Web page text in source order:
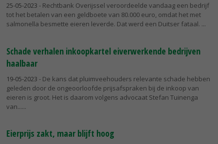
25-05-2023 - Rechtbank Overijssel veroordeelde vandaag een bedrijf
tot het betalen van een geldboete van 80.000 euro, omdat het met
salmonella besmette eieren leverde. Dat werd een Duitser fataal.
Schade verhalen inkoopkartel eiverwerkende bedrijven
haalbaar
19-05-2023 - De kans dat pluimveehouders relevante schade hebben
geleden door de ongeoorloofde prijsafspraken bij de inkoop van
eieren is groot. Het is daarom volgens advocaat Stefan Tuinenga
van...
Eierprijs zakt, maar blijft hoog